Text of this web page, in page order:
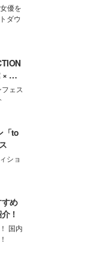
優を
ダウ
× モ
ェス
「to
ショ
め
！
国内